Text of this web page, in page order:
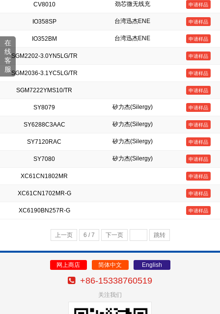
CV8010 劲芯微无线充 申请样品
IO358SP 台湾迅杰ENE 申请样品
IO352BM 台湾迅杰ENE 申请样品
SGM2202-3.0YN5LG/TR 申请样品
SGM2036-3.1YC5LG/TR 申请样品
SGM7222YMS10/TR 申请样品
SY8079 矽力杰(Silergy) 申请样品
SY6288C3AAC 矽力杰(Silergy) 申请样品
SY7120RAC 矽力杰(Silergy) 申请样品
SY7080 矽力杰(Silergy) 申请样品
XC61CN1802MR 申请样品
XC61CN1702MR-G 申请样品
XC6190BN257R-G 申请样品
上一页 6 / 7 下一页 跳转
网上商店 简体中文 English
+86-15338760519
关注我们
在
线
客
服